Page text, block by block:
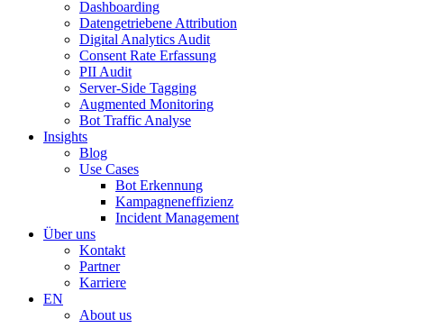
Dashboarding
Datengetriebene Attribution
Digital Analytics Audit
Consent Rate Erfassung
PII Audit
Server-Side Tagging
Augmented Monitoring
Bot Traffic Analyse
Insights
Blog
Use Cases
Bot Erkennung
Kampagneneffizienz
Incident Management
Über uns
Kontakt
Partner
Karriere
EN
About us